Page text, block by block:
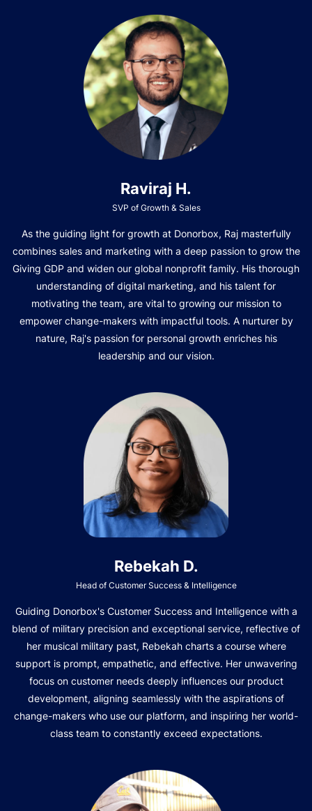
Raviraj H.
SVP of Growth & Sales
As the guiding light for growth at Donorbox, Raj masterfully
combines sales and marketing with a deep passion to grow the
Giving GDP and widen our global nonprofit family. His thorough
understanding of digital marketing, and his talent for
motivating the team, are vital to growing our mission to
empower change-makers with impactful tools. A nurturer by
nature, Raj's passion for personal growth enriches his
leadership and our vision.
Rebekah D.
Head of Customer Success & Intelligence
Guiding Donorbox's Customer Success and Intelligence with a
blend of military precision and exceptional service, reflective of
her musical military past, Rebekah charts a course where
support is prompt, empathetic, and effective. Her unwavering
focus on customer needs deeply influences our product
development, aligning seamlessly with the aspirations of
change-makers who use our platform, and inspiring her world-
class team to constantly exceed expectations.